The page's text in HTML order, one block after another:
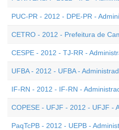
PUC-PR - 2012 - DPE-PR -
CETRO - 2012 - Prefeitura de
CESPE - 2012 - TJ-RR -
UFBA - 2012 - UFBA -
IF-RN - 2012 - IF-RN -
COPESE - UFJF - 2012 - UFJF -
PaqTcPB - 2012 - UEPB -